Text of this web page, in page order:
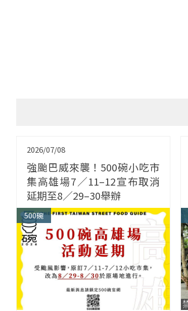
2026/07/08
強颱巴威來襲！500碗小吃市
集高雄場7／11–12宣布取消
延期至8／29–30舉辦
500碗